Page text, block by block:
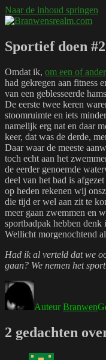
Naar de inhoud springen
Sportief doen #2
Omdat ik, om een of
had gekregen aan fitness
van een geblesseerde
De eerste twee keren
stoomruimte en iets
namelijk erg nat en daar
keer, dat was de derde,
Daar waar de meeste
toch echt aan het
de eerder genoemde
deel van het bad is
op heden rekenen wij
die tijd er wel aan zit te
meer gaan zwemmen en
sportbadpak hebben
Wellicht morgenochtend
Had ik al verteld dat we
gaan? We nemen het
AuteurBranwen
2 gedachten